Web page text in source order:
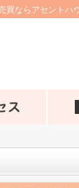
買ならアセントハ